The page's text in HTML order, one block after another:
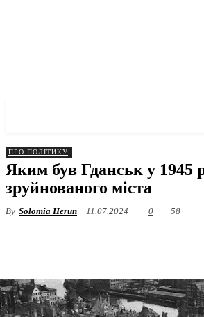
ПРО ПОЛІТИКУ
Яким був Гданськ у 1945
зруйнованого міста
By Solomia Herun 11.07.2024 0 58